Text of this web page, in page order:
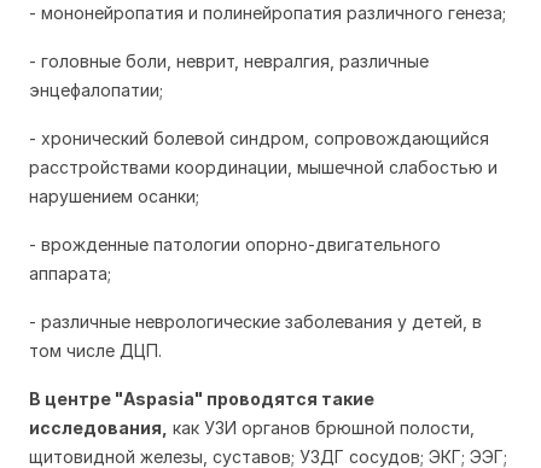
- мононейропатия и полинейропатия различного генеза;
- головные боли, неврит, невралгия, различные
энцефалопатии;
- хронический болевой синдром, сопровождающийся
расстройствами координации, мышечной слабостью и
нарушением осанки;
- врожденные патологии опорно-двигательного
аппарата;
- различные неврологические заболевания у детей, в
том числе ДЦП.
В центре "Aspasia" проводятся такие
исследования, как УЗИ органов брюшной полости,
щитовидной железы, суставов; УЗДГ сосудов; ЭКГ; ЭЭГ;